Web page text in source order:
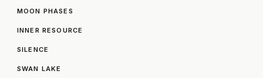
MOON PHASES
INNER RESOURCE
SILENCE
SWAN LAKE